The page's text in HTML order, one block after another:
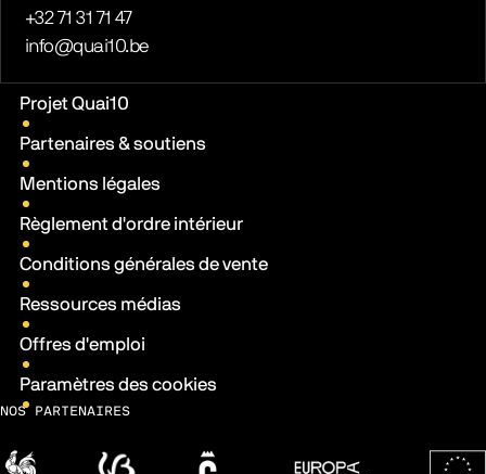
Téléphone
+32 71 31 71 47
E-mail
info@quai10.be
Liens pratiques
Projet Quai10
Partenaires & soutiens
Mentions légales
Règlement d'ordre intérieur
Conditions générales de vente
Ressources médias
Offres d'emploi
Paramètres des cookies
NOS PARTENAIRES
Wallonie Fédération Wallonie-Bruxelles
Ville de CharleroiEuropa Cinemas